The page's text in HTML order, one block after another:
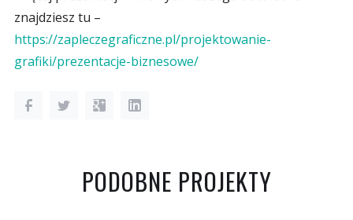
znajdziesz tu –
https://zapleczegraficzne.pl/projektowanie-
grafiki/prezentacje-biznesowe/
PODOBNE PROJEKTY